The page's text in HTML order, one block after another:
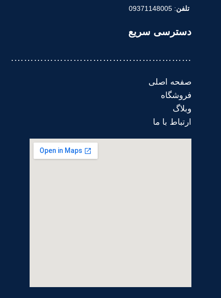
تلفن: 09371148005
دسترسی سریع
……………………………………………….
صفحه اصلی
فروشگاه
وبلاگ
ارتباط با ما